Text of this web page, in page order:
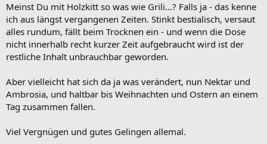
Meinst Du mit Holzkitt so was wie Grili...? Falls ja - das kenne
ich aus längst vergangenen Zeiten. Stinkt bestialisch, versaut
alles rundum, fällt beim Trocknen ein - und wenn die Dose
nicht innerhalb recht kurzer Zeit aufgebraucht wird ist der
restliche Inhalt unbrauchbar geworden.
Aber vielleicht hat sich da ja was verändert, nun Nektar und
Ambrosia, und haltbar bis Weihnachten und Ostern an einem
Tag zusammen fallen.
Viel Vergnügen und gutes Gelingen allemal.